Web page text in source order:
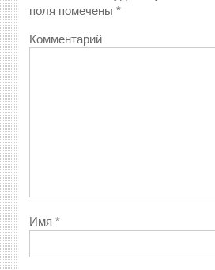
поля помечены*
Комментарий
Имя*